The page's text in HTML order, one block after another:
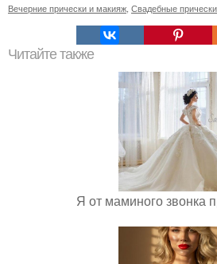
Вечерние прически и макияж Свадебные
Читайте также
Я от маминого звонка